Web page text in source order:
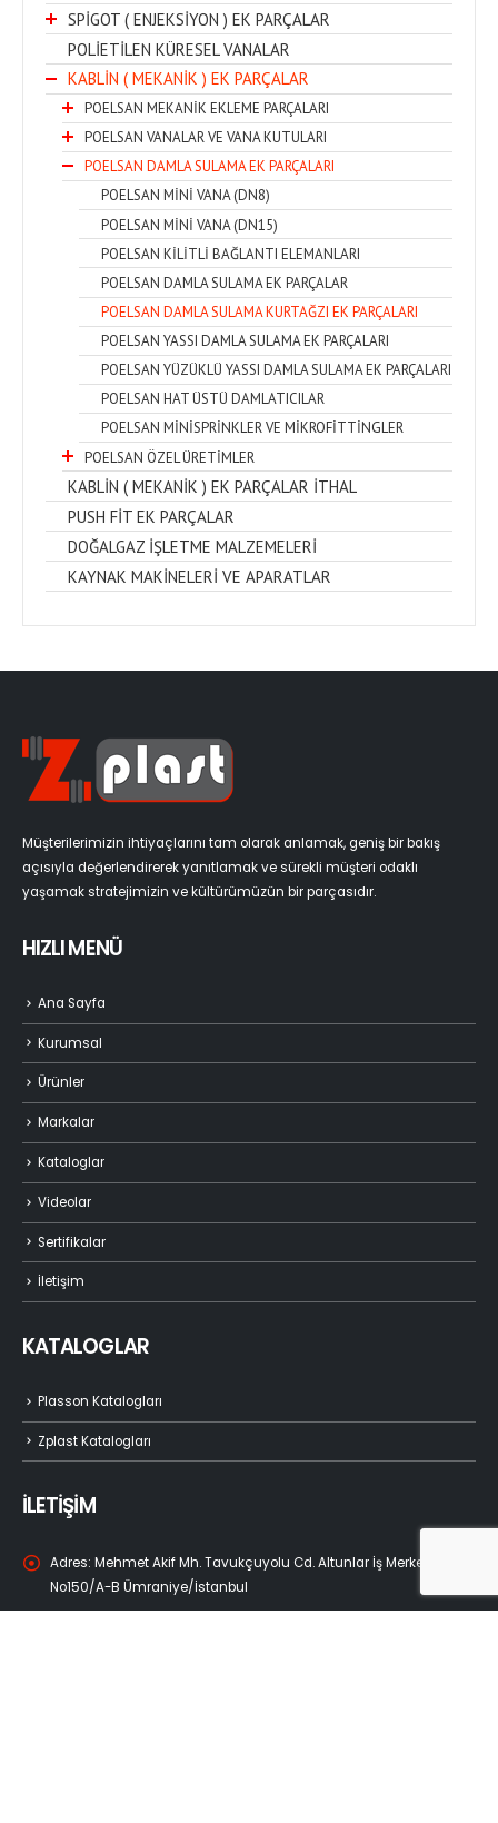
SPİGOT ( ENJEKSİYON ) EK PARÇALAR
POLİETİLEN KÜRESEL VANALAR
KABLİN ( MEKANİK ) EK PARÇALAR
POELSAN MEKANİK EKLEME PARÇALARI
POELSAN VANALAR VE VANA KUTULARI
POELSAN DAMLA SULAMA EK PARÇALARI
POELSAN MİNİ VANA (DN8)
POELSAN MİNİ VANA (DN15)
POELSAN KİLİTLİ BAĞLANTI ELEMANLARI
POELSAN DAMLA SULAMA EK PARÇALAR
POELSAN DAMLA SULAMA KURTAĞZI EK PARÇALARI
POELSAN YASSI DAMLA SULAMA EK PARÇALARI
POELSAN YÜZÜKLÜ YASSI DAMLA SULAMA EK PARÇALARI
POELSAN HAT ÜSTÜ DAMLATICILAR
POELSAN MİNİSPRİNKLER VE MİKROFİTTİNGLER
POELSAN ÖZEL ÜRETİMLER
KABLİN ( MEKANİK ) EK PARÇALAR İTHAL
PUSH FİT EK PARÇALAR
DOĞALGAZ İŞLETME MALZEMELERİ
KAYNAK MAKİNELERİ VE APARATLAR
Müşterilerimizin ihtiyaçlarını tam olarak anlamak, geniş bir bakış
açısıyla değerlendirerek yanıtlamak ve sürekli müşteri odaklı
yaşamak stratejimizin ve kültürümüzün bir parçasıdır.
HIZLI MENÜ
Ana Sayfa
Kurumsal
Ürünler
Markalar
Kataloglar
Videolar
Sertifikalar
İletişim
KATALOGLAR
Plasson Katalogları
Zplast Katalogları
İLETİŞİM
Adres: Mehmet Akif Mh. Tavukçuyolu Cd. Altunlar İş Merkezi
No150/A-B Ümraniye/İstanbul